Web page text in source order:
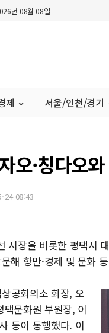
년 08월 08일
제 서울/인천/경기
오·칭다오
24 08:43
시장을 비롯한 평택시
해 항만·경제 및 문화
공회의소 회장, 오
문화원 부원장, 이
등이 동행했다. 이